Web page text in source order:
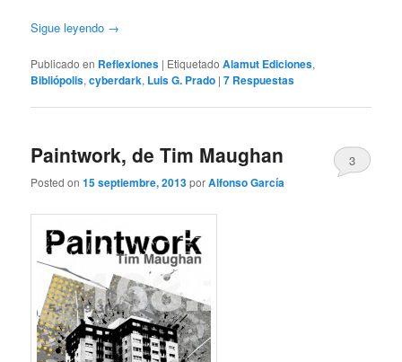
Sigue leyendo →
Publicado en Reflexiones | Etiquetado Alamut Ediciones,
Bibliópolis,cyberdark, Luis G. Prado |7 Respuestas
Paintwork, de Tim Maughan
Posted on15 septiembre, 2013porAlfonso García
3